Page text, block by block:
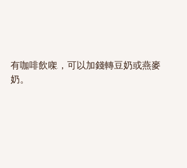
有咖啡飲㗎.，可以加錢轉豆奶或燕麥
奶。